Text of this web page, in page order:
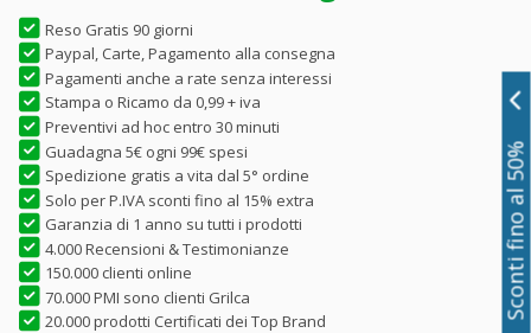
Reso Gratis 90 giorni
Paypal, Carte, Pagamento alla consegna
Pagamenti anche a rate senza interessi
Stampa o Ricamo da 0,99 + iva
Preventivi ad hoc entro 30 minuti
Guadagna 5€ ogni 99€ spesi
Spedizione gratis a vita dal 5° ordine
Solo per P.IVA sconti fino al 15% extra
Garanzia di 1 anno su tutti i prodotti
4.000 Recensioni & Testimonianze
150.000 clienti online
70.000 PMI sono clienti Grilca
20.000 prodotti Certificati dei Top Brand
Sconti fino al 50%